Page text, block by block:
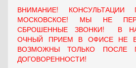
ВНИМАНИЕ! КОНСУЛЬТАЦИИ
МОСКОВСКОЕ! МЫ НЕ
СБРОШЕННЫЕ ЗВОНКИ! В
ОЧНЫЙ ПРИЕМ В ОФИСЕ НЕ
ВОЗМОЖНЫ ТОЛЬКО ПОСЛЕ
ДОГОВОРЕННОСТИ!